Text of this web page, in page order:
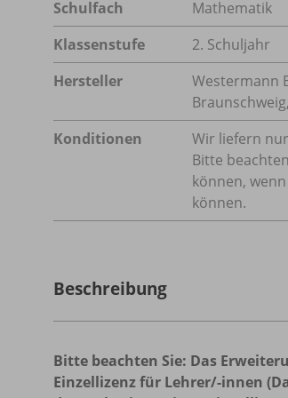
Schulfach
Mathematik
Klassenstufe
2. Schuljahr
Hersteller
Westermann
Konditionen
Wir liefern
Bitte
können,
können.
Beschreibung
Bitte beachten Sie: Das
Einzellizenz für Lehrer/-innen